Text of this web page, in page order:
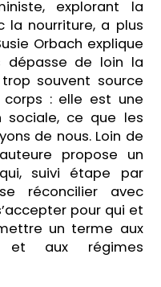
explorant la
la nourriture, a plus
Orbach explique
dépasse de loin la
souvent source
corps : elle est une
sociale, ce que les
de nous. Loin de
propose un
suivi étape par
réconcilier avec
pour qui et
un terme aux
et aux régimes